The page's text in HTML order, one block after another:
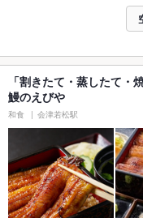
「割きたて・蒸したて
鰻のえびや
和食 会津若松駅